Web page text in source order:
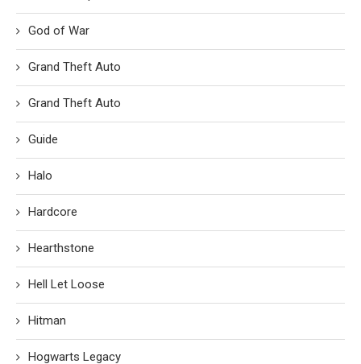
God of War
Grand Theft Auto
Grand Theft Auto
Guide
Halo
Hardcore
Hearthstone
Hell Let Loose
Hitman
Hogwarts Legacy